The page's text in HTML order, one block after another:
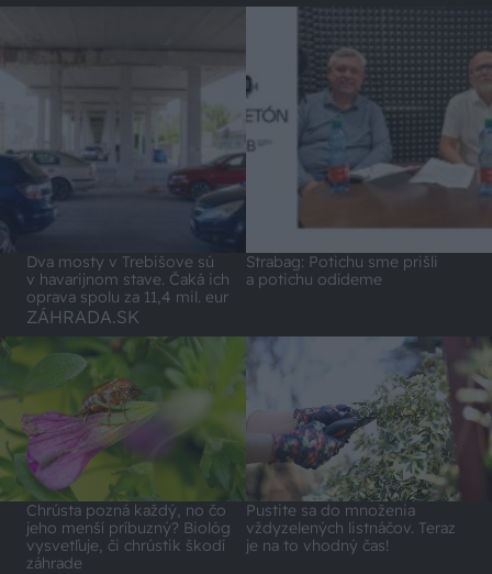
Dva mosty v Trebišove sú
v havarijnom stave. Čaká ich
oprava spolu za 11,4 mil. eur
Strabag: Potichu sme prišli
a potichu odídeme
ZÁHRADA.SK
Chrústa pozná každý, no čo
jeho menší príbuzný? Biológ
vysvetľuje, či chrústik škodí
záhrade
Pustite sa do množenia
vždyzelených listnáčov. Teraz
je na to vhodný čas!